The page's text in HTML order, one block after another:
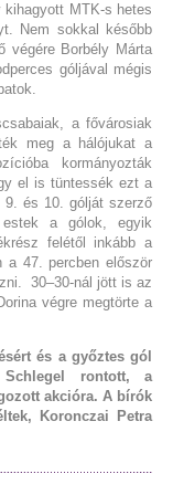
kihagyott MTK-s hetes
Nem sokkal később
végére Borbély Márta
góljával mégis
a fővárosiak
meg a hálójukat a
kormányozták
el is tüntessék ezt a
9. és 10. gólját szerző
estek a gólok, egyik
felétől inkább a
a 47. percben először
30–30-nál jött is az
végre megtörte a
és a győztes gól
Schlegel rontott, a
akcióra. A bírók
Koronczai Petra